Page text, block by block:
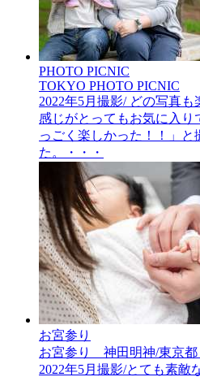
PHOTO PICNIC
TOKYO PHOTO PICNIC
2022年5月撮影/ どの写真
感じがとってもお気に入り
っごく楽しかった！！」と
た。・・・
お宮参り
お宮参り 神田明神/東京都
2022年5月撮影/とても素敵